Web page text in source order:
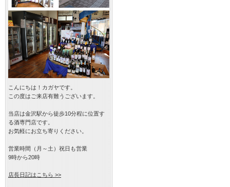
こんにちは！カガヤです。
この度はご来店有難うございます。
当店は金沢駅から徒歩10分程に位置す
る酒専門店です。
お気軽にお立ち寄りください。
営業時間（月～土）祝日も営業
9時から20時
店長日記はこちら >>